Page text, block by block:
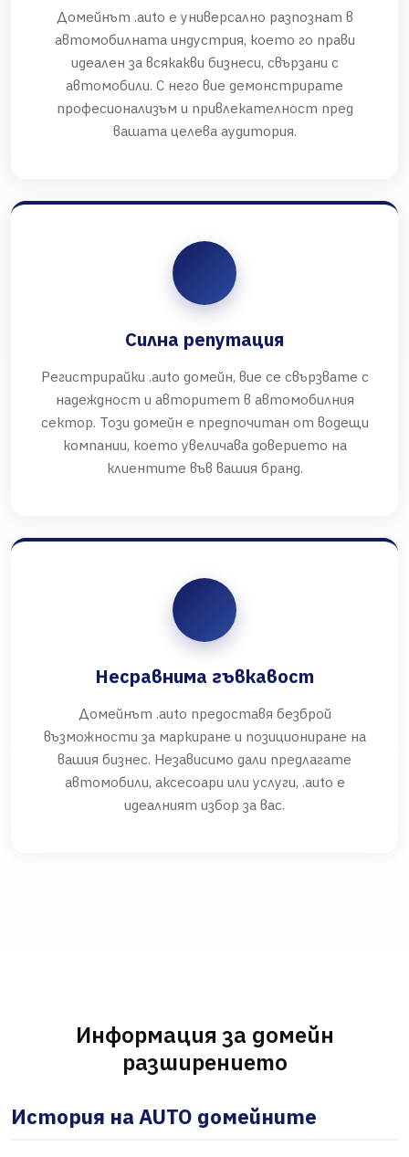
Домейнът .auto е универсално разпознат в
автомобилната индустрия, което го прави
идеален за всякакви бизнеси, свързани с
автомобили. С него вие демонстрирате
професионализъм и привлекателност пред
вашата целева аудитория.
Силна репутация
Регистрирайки .auto домейн, вие се свързвате с
надеждност и авторитет в автомобилния
сектор. Този домейн е предпочитан от водещи
компании, което увеличава доверието на
клиентите във вашия бранд.
Несравнима гъвкавост
Домейнът .auto предоставя безброй
възможности за маркиране и позициониране на
вашия бизнес. Независимо дали предлагате
автомобили, аксесоари или услуги, .auto е
идеалният избор за вас.
Информация за домейн
разширението
История на AUTO домейните